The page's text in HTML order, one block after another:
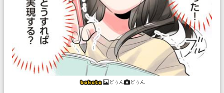
どぅん どぅん